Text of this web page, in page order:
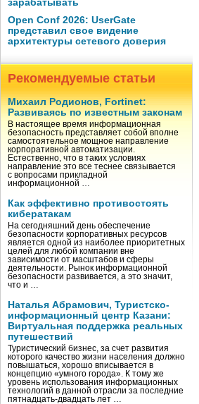
зарабатывать
Open Conf 2026: UserGate
представил свое видение
архитектуры сетевого доверия
Рекомендуемые статьи
Михаил Родионов, Fortinet:
Развиваясь по известным законам
В настоящее время информационная
безопасность представляет собой вполне
самостоятельное мощное направление
корпоративной автоматизации.
Естественно, что в таких условиях
направление это все теснее связывается
с вопросами прикладной
информационной …
Как эффективно противостоять
кибератакам
На сегодняшний день обеспечение
безопасности корпоративных ресурсов
является одной из наиболее приоритетных
целей для любой компании вне
зависимости от масштабов и сферы
деятельности. Рынок информационной
безопасности развивается, а это значит,
что и …
Наталья Абрамович, Туристско-
информационный центр Казани:
Виртуальная поддержка реальных
путешествий
Туристический бизнес, за счет развития
которого качество жизни населения должно
повышаться, хорошо вписывается в
концепцию «умного города». К тому же
уровень использования информационных
технологий в данной отрасли за последние
пятнадцать-двадцать лет …